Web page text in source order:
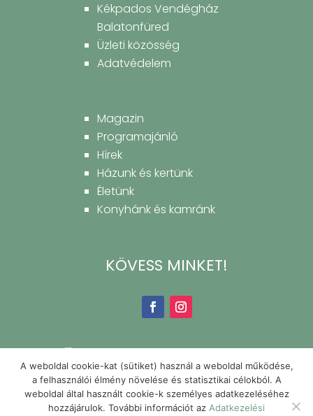
Kékpados Vendégház
Balatonfüred
Üzleti közösség
Adatvédelem
Magazin
Programajánló
Hírek
Házunk és kertünk
Életünk
Konyhánk és kamránk
KÖVESS MINKET!
A weboldal cookie-kat (sütiket) használ a weboldal működése,
a felhasználói élmény növelése és statisztikai célokból. A
weboldal által használt cookie-k személyes adatkezeléséhez
hozzájárulok. További információt az Adatkezelési